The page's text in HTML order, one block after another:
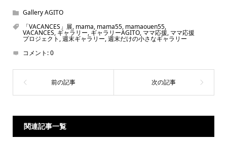
Gallery AGITO
「VACANCES」展, mama, mama55, mamaouen55,
VACANCES, ギャラリー, ギャラリーAGITO, ママ応援, ママ応援
プロジェクト ,週末ギャラリー,週末だけの小さなギャラリー
コメント:0
関連記事一覧